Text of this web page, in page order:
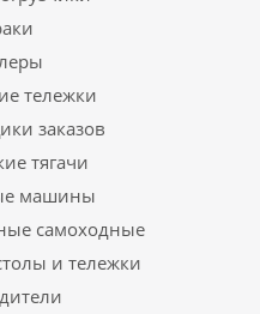
тележки
заказов
тягачи
машины
самоходные
и тележки